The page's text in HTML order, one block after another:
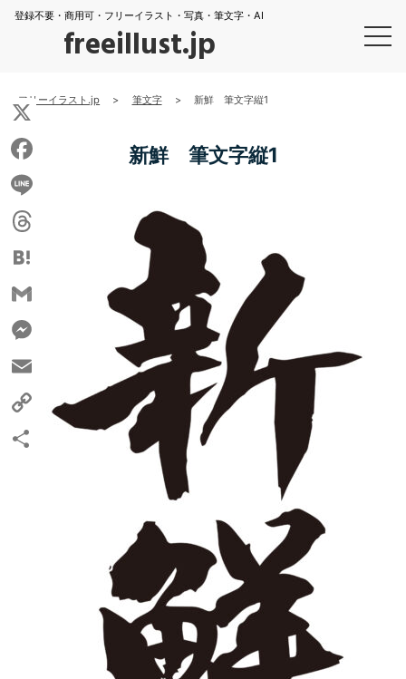
登録不要・商用可・フリーイラスト・写真・筆文字・AI
freeillust.jp
フリーイラスト.jp > 筆文字 > 新鮮 筆文字縦1
新鮮 筆文字縦1
X
Facebook
Line
Threads
Hatena
Gmail
Messenger
Email
Copy